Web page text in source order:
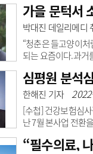
35명 등이다. 이중
내팽개 처지고 있다
지는 더 지켜봐야 한
가을 문턱서
박대진 데일리메디
“청춘은 들고양이
되는 요즘이다.과거
만 가끔은 사무치게
‘추억’에는 ‘함께’
을 찾아냈다. 그 유
심평원 분석
한해진 기자
[수첩] 건강보험심
난 7월 본사업 전환
도로 정해 공고한다
“필수의료,